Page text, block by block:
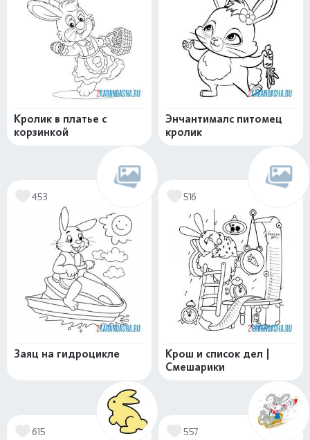
Кролик в платье с
корзинкой
Энчантималс питомец
кролик
453
Заяц на гидроцикле
516
Крош и список дел |
Смешарики
615 557